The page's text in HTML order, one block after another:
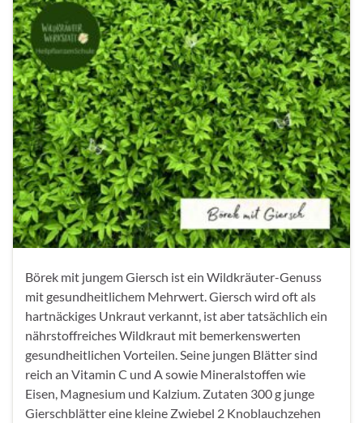
Börek mit jungem Giersch ist ein Wildkräuter-Genuss
mit gesundheitlichem Mehrwert. Giersch wird oft als
hartnäckiges Unkraut verkannt, ist aber tatsächlich ein
nährstoffreiches Wildkraut mit bemerkenswerten
gesundheitlichen Vorteilen. Seine jungen Blätter sind
reich an Vitamin C und A sowie Mineralstoffen wie
Eisen, Magnesium und Kalzium. Zutaten 300 g junge
Gierschblätter eine kleine Zwiebel 2 Knoblauchzehen